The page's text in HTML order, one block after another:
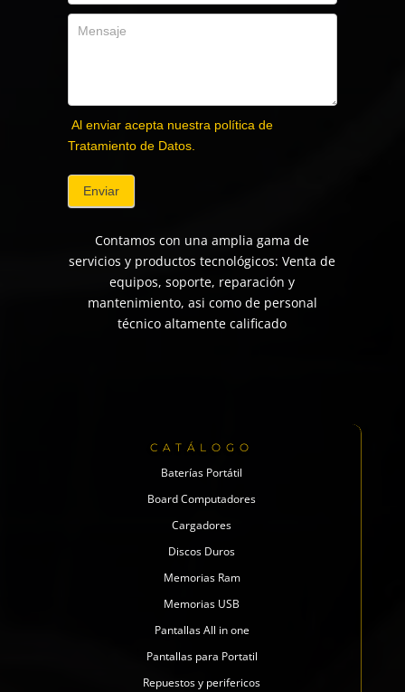
Al enviar acepta nuestra política de
Tratamiento de Datos.
Enviar
Contamos con una amplia gama de
servicios y productos tecnológicos: Venta de
equipos, soporte, reparación y
mantenimiento, asi como de personal
técnico altamente calificado
CATÁLOGO
Baterías Portátil
Board Computadores
Cargadores
Discos Duros
Memorias Ram
Memorias USB
Pantallas All in one
Pantallas para Portatil
Repuestos y perifericos